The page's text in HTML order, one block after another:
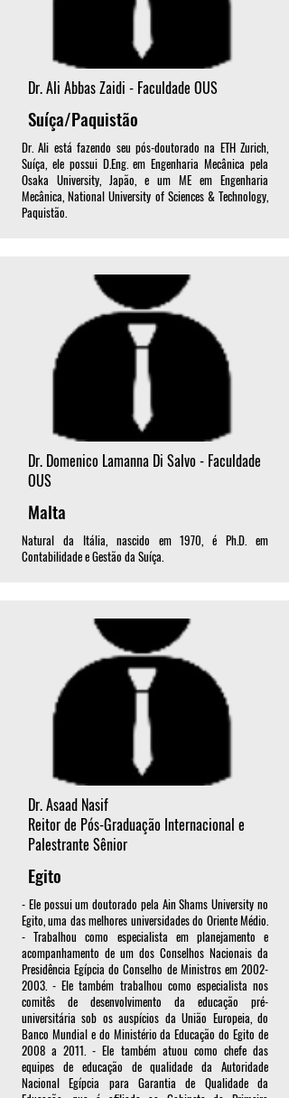
Dr. Ali Abbas Zaidi - Faculdade OUS
Suíça/Paquistão
Dr. Ali está fazendo seu pós-doutorado na ETH Zurich,
Suíça, ele possui D.Eng. em Engenharia Mecânica pela
Osaka University, Japão, e um ME em Engenharia
Mecânica, National University of Sciences & Technology,
Paquistão.
Dr. Domenico Lamanna Di Salvo - Faculdade
OUS
Malta
Natural da Itália, nascido em 1970, é Ph.D. em
Contabilidade e Gestão da Suíça.
Dr. Asaad Nasif
Reitor de Pós-Graduação Internacional e
Palestrante Sênior
Egito
- Ele possui um doutorado pela Ain Shams University no
Egito, uma das melhores universidades do Oriente Médio.
- Trabalhou como especialista em planejamento e
acompanhamento de um dos Conselhos Nacionais da
Presidência Egípcia do Conselho de Ministros em 2002-
2003. - Ele também trabalhou como especialista nos
comitês de desenvolvimento da educação pré-
universitária sob os auspícios da União Europeia, do
Banco Mundial e do Ministério da Educação do Egito de
2008 a 2011. - Ele também atuou como chefe das
equipes de educação de qualidade da Autoridade
Nacional Egípcia para Garantia de Qualidade da